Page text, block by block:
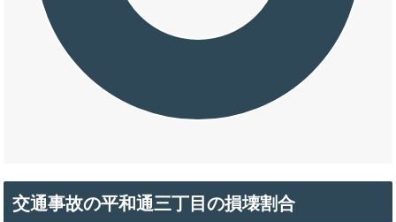
交通事故の平和通三丁目の損壊割合